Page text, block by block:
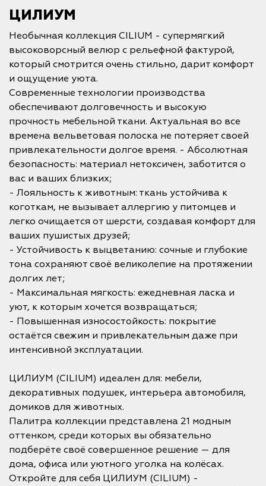
ЦИЛИУМ
Необычная коллекция CILIUM - супермягкий
высоковорсный велюр с рельефной фактурой,
который смотрится очень стильно, дарит комфорт
и ощущение уюта.
Современные технологии производства
обеспечивают долговечность и высокую
прочность мебельной ткани. Актуальная во все
времена вельветовая полоска не потеряет своей
привлекательности долгое время. - Абсолютная
безопасность: материал нетоксичен, заботится о
вас и ваших близких;
- Лояльность к животным: ткань устойчива к
коготкам, не вызывает аллергию у питомцев и
легко очищается от шерсти, создавая комфорт для
ваших пушистых друзей;
- Устойчивость к выцветанию: сочные и глубокие
тона сохраняют своё великолепие на протяжении
долгих лет;
- Максимальная мягкость: ежедневная ласка и
уют, к которым хочется возвращаться;
- Повышенная износостойкость: покрытие
остаётся свежим и привлекательным даже при
интенсивной эксплуатации.
ЦИЛИУМ (CILIUM) идеален для: мебели,
декоративных подушек, интерьера автомобиля,
домиков для животных.
Палитра коллекции представлена 21 модным
оттенком, среди которых вы обязательно
подберёте своё совершенное решение — для
дома, офиса или уютного уголка на колёсах.
Откройте для себя ЦИЛИУМ (CILIUM) -